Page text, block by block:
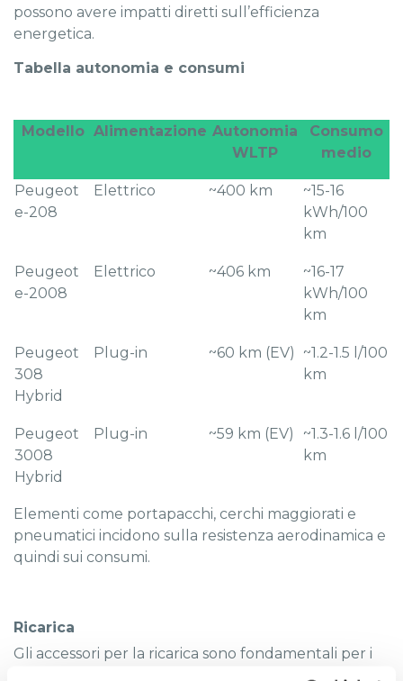
possono avere impatti diretti sull’efficienza
energetica.
Tabella autonomia e consumi
Modello Alimentazione Autonomia
WLTP
Consumo
medio
Peugeot
e-208
Elettrico ~400 km
~15-16
kWh/100
km
Peugeot
e-2008
Elettrico ~406 km
~16-17
kWh/100
km
Peugeot
308
Hybrid
Plug-in ~60 km (EV)
~1.2-1.5 l/100
km
Peugeot
3008
Hybrid
Plug-in ~59 km (EV)
~1.3-1.6 l/100
km
Elementi come portapacchi, cerchi maggiorati e
pneumatici incidono sulla resistenza aerodinamica e
quindi sui consumi.
Ricarica
Gli accessori per la ricarica sono fondamentali per i